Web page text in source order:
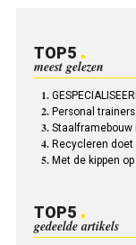
TOP5
meest gelezen
Personal
Recycleren doet
Met de kippen
TOP5
gedeelde artikels